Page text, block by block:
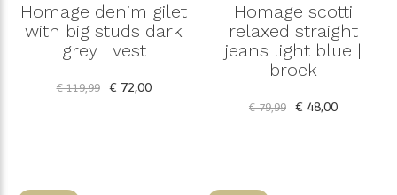
Homage denim gilet
with big studs dark
grey | vest
€ 119,99 € 72,00
Homage scotti
relaxed straight
jeans light blue |
broek
€ 79,99 € 48,00